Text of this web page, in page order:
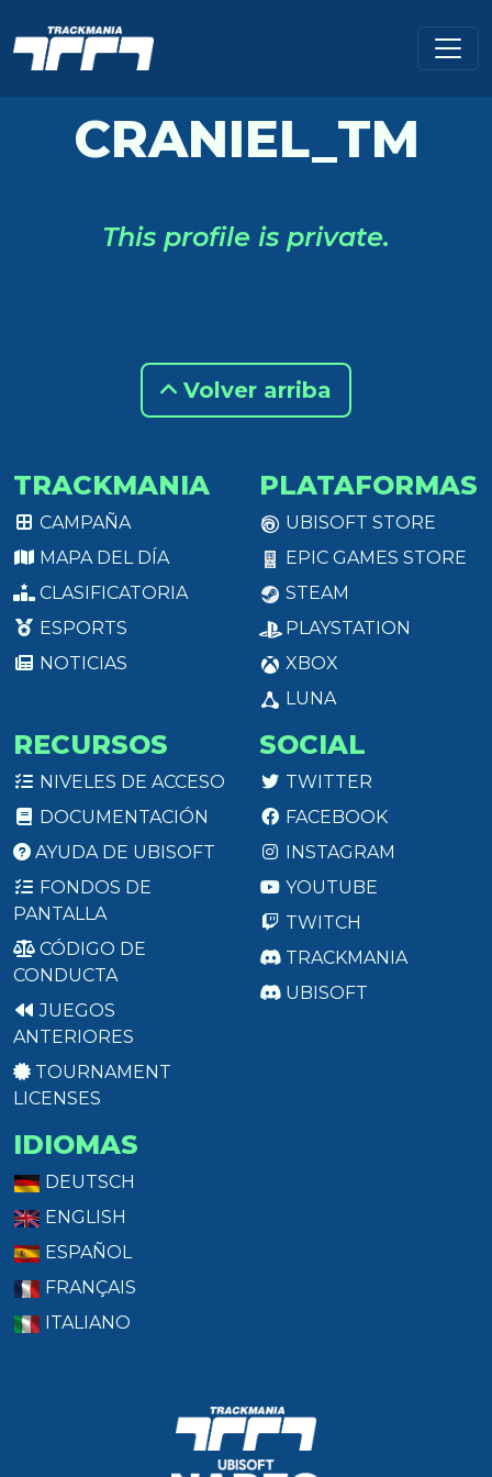
CRANIEL_TM
This profile is private.
Volver arriba
TRACKMANIA
CAMPAÑA
MAPA DEL DÍA
CLASIFICATORIA
ESPORTS
NOTICIAS
PLATAFORMAS
UBISOFT STORE
EPIC GAMES STORE
STEAM
PLAYSTATION
XBOX
LUNA
RECURSOS
NIVELES DE ACCESO
DOCUMENTACIÓN
AYUDA DE UBISOFT
FONDOS DE
PANTALLA
CÓDIGO DE
CONDUCTA
JUEGOS
ANTERIORES
TOURNAMENT
LICENSES
SOCIAL
TWITTER
FACEBOOK
INSTAGRAM
YOUTUBE
TWITCH
TRACKMANIA
UBISOFT
IDIOMAS
DEUTSCH
ENGLISH
ESPAÑOL
FRANÇAIS
ITALIANO